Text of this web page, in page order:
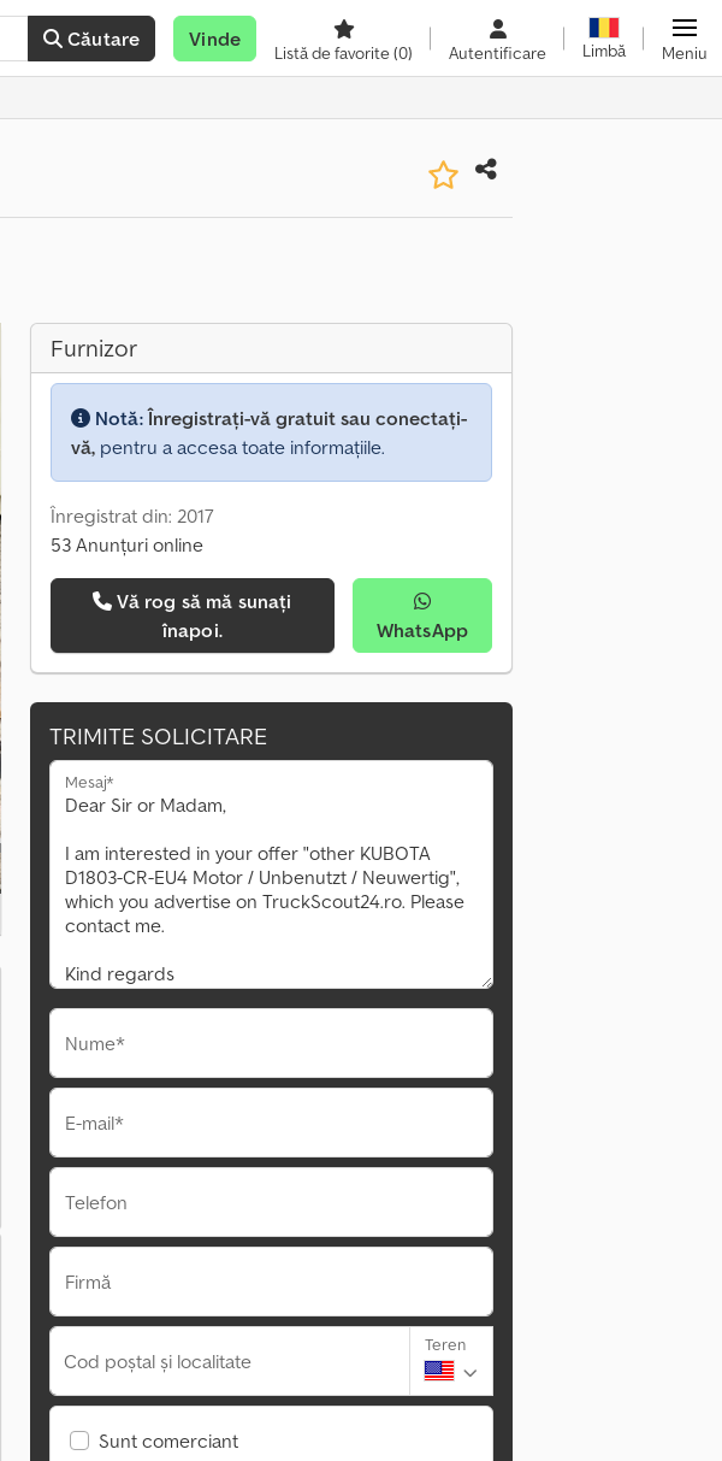
Căutare Vinde
Listă de favorite(0) Autentificare Limbă Meniu
Furnizor
Notă:Înregistrați-vă gratuit sau conectați-
vă, pentru a accesa toate informațiile.
Înregistrat din: 2017
53 Anunțuri online
Vă rog să mă sunați
înapoi.
WhatsApp
TRIMITE SOLICITARE
Mesaj*
Nume*
E-mail*
Telefon
Firmă
Cod poștal și localitate
Teren
Sunt comerciant